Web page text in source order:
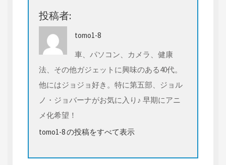
投稿者:
tomo1-8
車、パソコン、カメラ、健康
法、その他ガジェットに興味のある40代。
他にはジョジョ好き。特に第五部、ジョル
ノ・ジョバーナがお気に入り♪ 早期にアニ
メ化希望！
tomo1-8 の投稿をすべて表示